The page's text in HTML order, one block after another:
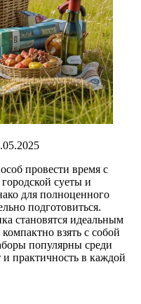
провести время с
суеты и
для полноценного
подготовиться.
становятся идеальным
взять с собой
популярны среди
практичность в каждой